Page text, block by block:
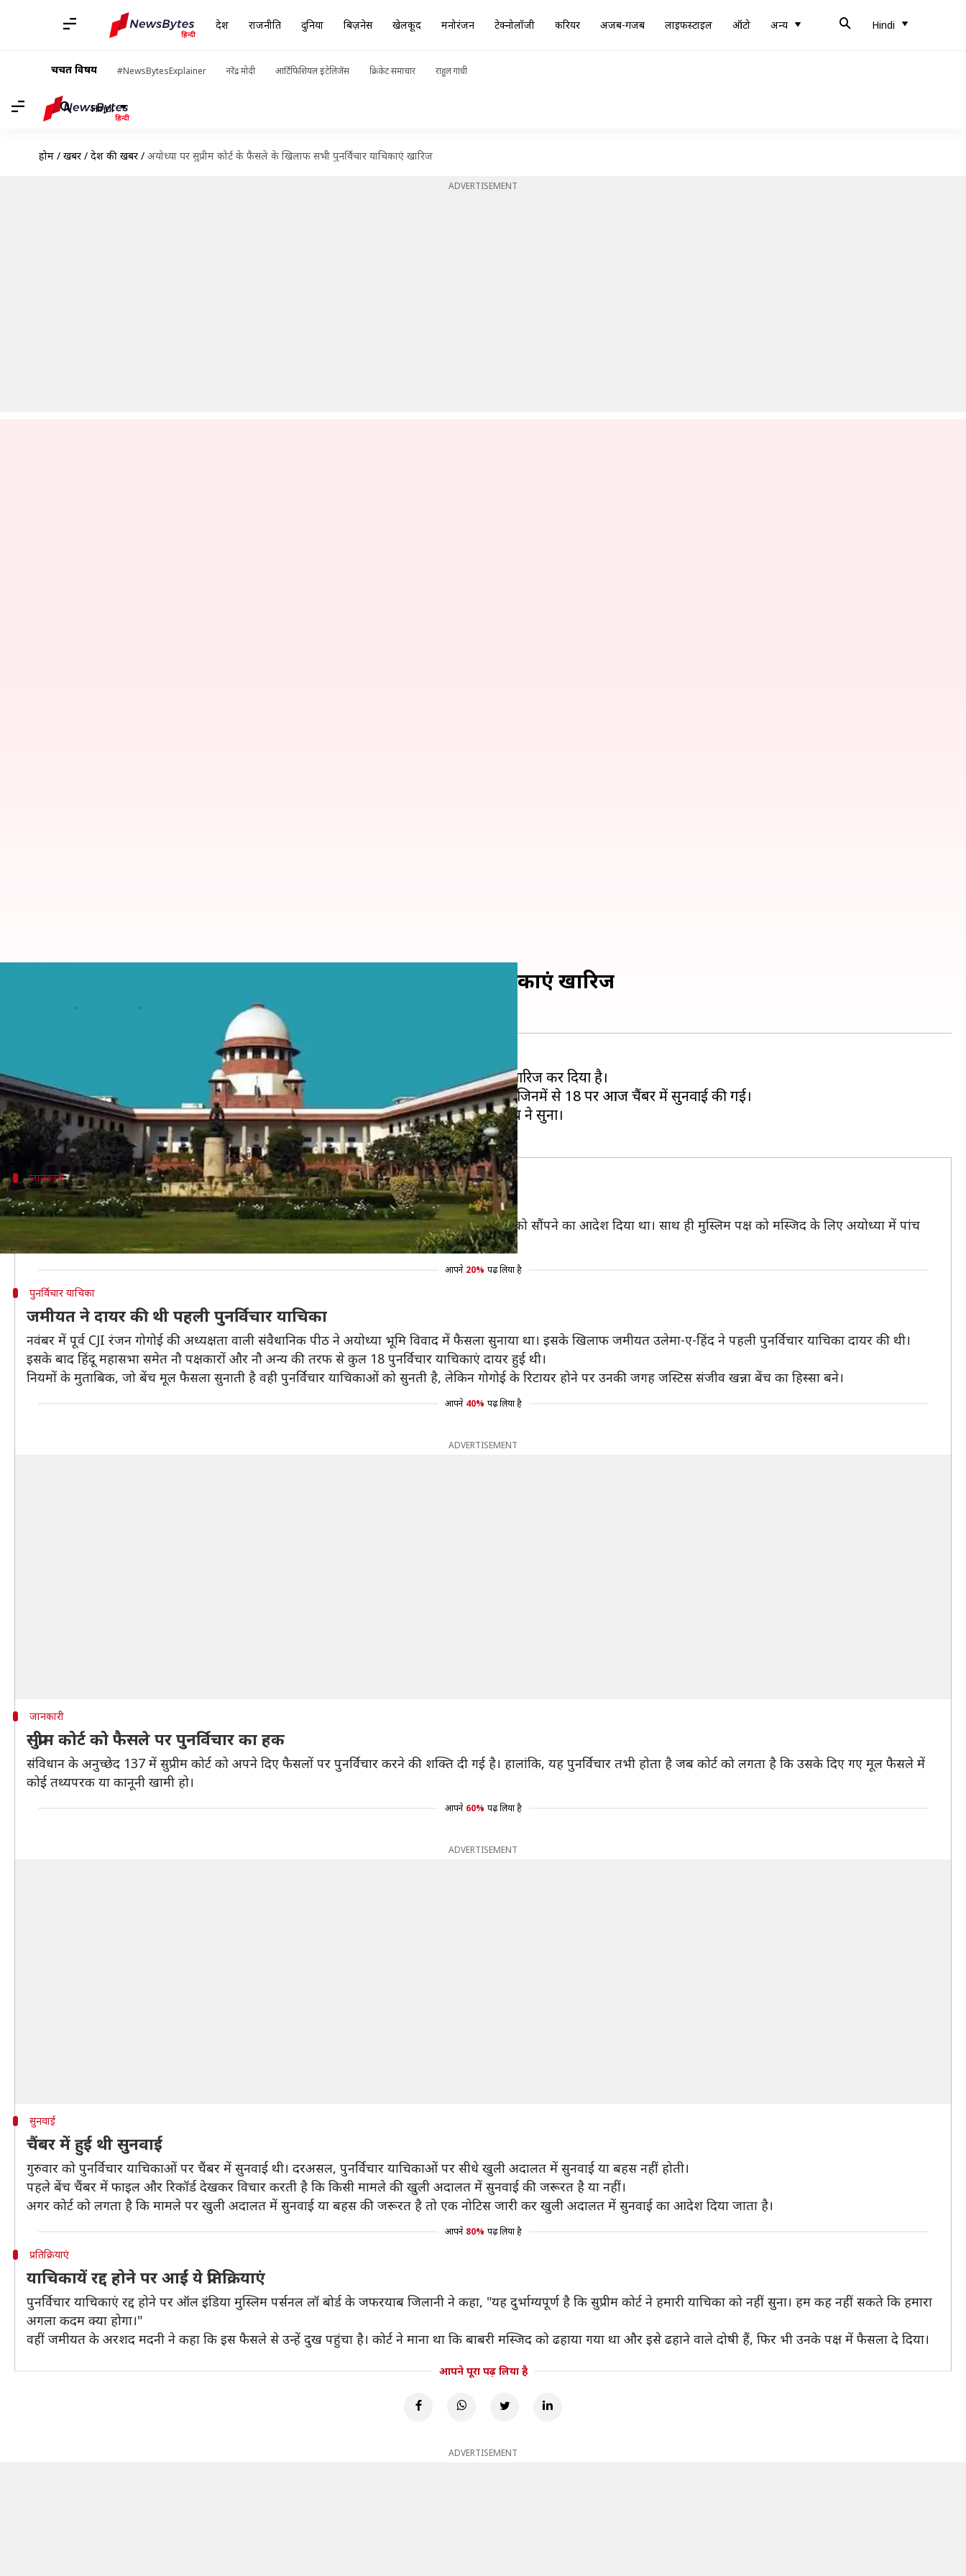
देश राजनीति दुनिया बिज़नेस खेलकूद मनोरंजन टेक्नोलॉजी करियर अजब-गजब लाइफस्टाइल ऑटो अन्य Hindi
चर्चित विषय #NewsBytesExplainer नरेंद्र मोदी आर्टिफिशियल इंटेलिजेंस क्रिकेट समाचार राहुल गांधी
Hindi
होम / खबरें / देश की खबरें / अयोध्या पर सुप्रीम कोर्ट के फैसले के खिलाफ सभी पुनर्विचार याचिकाएं खारिज
ADVERTISEMENT
अयोध्या पर सुप्रीम कोर्ट के फैसले के खिलाफ सभी पुनर्विचार याचिकाएं खारिज
सुप्रीम कोर्ट ने अयोध्या भूमि विवाद पर दिए अपने फैसले के खिलाफ दायर पुनर्विचार याचिकाओं को खारिज कर दिया है।
9 नवंबर को दिए गए संवैधानिक पीठ के फैसले के खिलाफ सुप्रीम कोर्ट में 19 याचिकाएं दायर हुई थीं, जिनमें से 18 पर आज चैंबर में सुनवाई की गई।
पुनर्विचार याचिकाओं को मुख्य न्यायाधीश जस्टिस एसए बोबड़े की अध्यक्षता वाली पांच सदस्यीय बेंच ने सुना।
जानकारी
क्या था सुप्रीम कोर्ट का फैसला?
पिछले महीने दिए फैसले में सुप्रीम कोर्ट ने अयोध्या की विवादित 2.7 एकड़ जमीन को रामलला विराजमान को सौंपने का आदेश दिया था। साथ ही मुस्लिम पक्ष को मस्जिद के लिए अयोध्या में पांच
एकड़ जमीन दी गई थी।
आपने 20% पढ़ लिया है
पुनर्विचार याचिका
जमीयत ने दायर की थी पहली पुनर्विचार याचिका
नवंबर में पूर्व CJI रंजन गोगोई की अध्यक्षता वाली संवैधानिक पीठ ने अयोध्या भूमि विवाद में फैसला सुनाया था। इसके खिलाफ जमीयत उलेमा-ए-हिंद ने पहली पुनर्विचार याचिका दायर की थी।
इसके बाद हिंदू महासभा समेत नौ पक्षकारों और नौ अन्य की तरफ से कुल 18 पुनर्विचार याचिकाएं दायर हुई थी।
नियमों के मुताबिक, जो बेंच मूल फैसला सुनाती है वही पुनर्विचार याचिकाओं को सुनती है, लेकिन गोगोई के रिटायर होने पर उनकी जगह जस्टिस संजीव खन्ना बेंच का हिस्सा बने।
आपने 40% पढ़ लिया है
ADVERTISEMENT
जानकारी
सुप्रीम कोर्ट को फैसले पर पुनर्विचार का हक
संविधान के अनुच्छेद 137 में सुप्रीम कोर्ट को अपने दिए फैसलों पर पुनर्विचार करने की शक्ति दी गई है। हालांकि, यह पुनर्विचार तभी होता है जब कोर्ट को लगता है कि उसके दिए गए मूल फैसले में
कोई तथ्यपरक या कानूनी खामी हो।
आपने 60% पढ़ लिया है
ADVERTISEMENT
सुनवाई
चैंबर में हुई थी सुनवाई
गुरुवार को पुनर्विचार याचिकाओं पर चैंबर में सुनवाई थी। दरअसल, पुनर्विचार याचिकाओं पर सीधे खुली अदालत में सुनवाई या बहस नहीं होती।
पहले बेंच चैंबर में फाइल और रिकॉर्ड देखकर विचार करती है कि किसी मामले की खुली अदालत में सुनवाई की जरूरत है या नहीं।
अगर कोर्ट को लगता है कि मामले पर खुली अदालत में सुनवाई या बहस की जरूरत है तो एक नोटिस जारी कर खुली अदालत में सुनवाई का आदेश दिया जाता है।
आपने 80% पढ़ लिया है
प्रतिक्रियाएं
याचिकायें रद्द होने पर आईं ये प्रतिक्रियाएं
पुनर्विचार याचिकाएं रद्द होने पर ऑल इंडिया मुस्लिम पर्सनल लॉ बोर्ड के जफरयाब जिलानी ने कहा, "यह दुर्भाग्यपूर्ण है कि सुप्रीम कोर्ट ने हमारी याचिका को नहीं सुना। हम कह नहीं सकते कि हमारा
अगला कदम क्या होगा।"
वहीं जमीयत के अरशद मदनी ने कहा कि इस फैसले से उन्हें दुख पहुंचा है। कोर्ट ने माना था कि बाबरी मस्जिद को ढहाया गया था और इसे ढहाने वाले दोषी हैं, फिर भी उनके पक्ष में फैसला दे दिया।
आपने पूरा पढ़ लिया है
ADVERTISEMENT